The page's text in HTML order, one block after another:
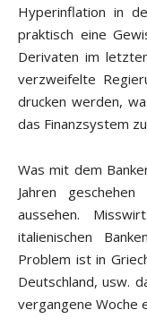
Hyperinflation in
praktisch eine
Derivaten im
verzweifelte
drucken werden,
das Finanzsystem
Was mit dem
Jahren
aussehen.
italienischen
Problem ist in
Deutschland, usw.
vergangene Woche